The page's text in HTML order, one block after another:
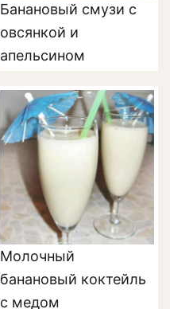
Банановый смузи с
овсянкой и
апельсином
Молочный
банановый коктейль
с медом